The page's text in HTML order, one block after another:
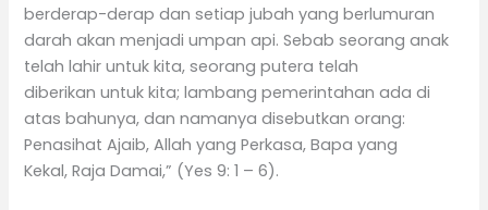
berderap-derap dan setiap jubah yang berlumuran
darah akan menjadi umpan api. Sebab seorang anak
telah lahir untuk kita, seorang putera telah
diberikan untuk kita; lambang pemerintahan ada di
atas bahunya, dan namanya disebutkan orang:
Penasihat Ajaib, Allah yang Perkasa, Bapa yang
Kekal, Raja Damai,” (Yes 9: 1 – 6).